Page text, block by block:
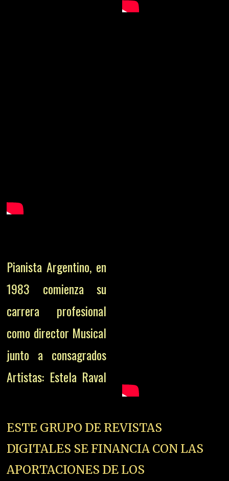
Pianista Argentino, en
1983 comienza su
carrera profesional
como director Musical
junto a consagrados
Artistas: Estela Raval
ESTE GRUPO DE REVISTAS
DIGITALES SE FINANCIA CON LAS
APORTACIONES DE LOS